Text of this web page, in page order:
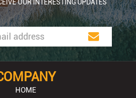
OUR INTERESTING UPDATES
HOME